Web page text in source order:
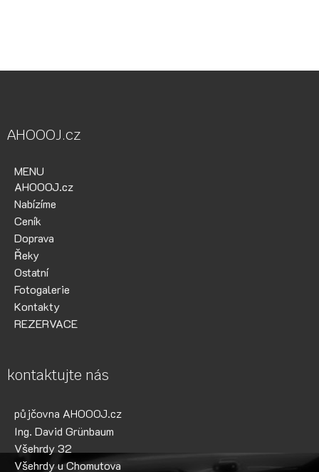
AHOOOJ.cz
MENU
AHOOOJ.cz
Nabízíme
Ceník
Doprava
Řeky
Ostatní
Fotogalerie
Kontakty
REZERVACE
kontaktujte nás
půjčovna AHOOOJ.cz
Ing. David Grünbaum
Všehrdy 32
Všehrdy u Chomutova